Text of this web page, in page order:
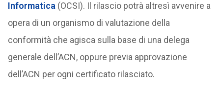
Informatica (OCSI). Il rilascio potrà altresì avvenire a
opera di un organismo di valutazione della
conformità che agisca sulla base di una delega
generale dell’ACN, oppure previa approvazione
dell’ACN per ogni certificato rilasciato.